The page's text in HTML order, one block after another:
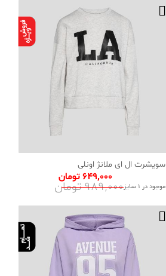
سویشرت ال ای ملانژ اونلی
موجود در 1 سایز 989٬000 تومان
649٬000 تومان